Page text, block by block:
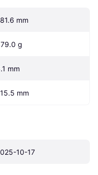
mm
g
mm
mm
10-17